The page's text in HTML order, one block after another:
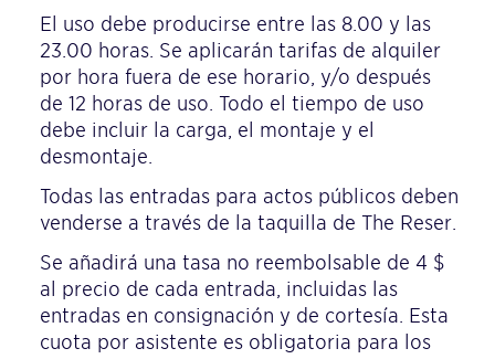
El uso debe producirse entre las 8.00 y las
23.00 horas. Se aplicarán tarifas de alquiler
por hora fuera de ese horario, y/o después
de 12 horas de uso. Todo el tiempo de uso
debe incluir la carga, el montaje y el
desmontaje.
Todas las entradas para actos públicos deben
venderse a través de la taquilla de The Reser.
Se añadirá una tasa no reembolsable de 4 $
al precio de cada entrada, incluidas las
entradas en consignación y de cortesía. Esta
cuota por asistente es obligatoria para los